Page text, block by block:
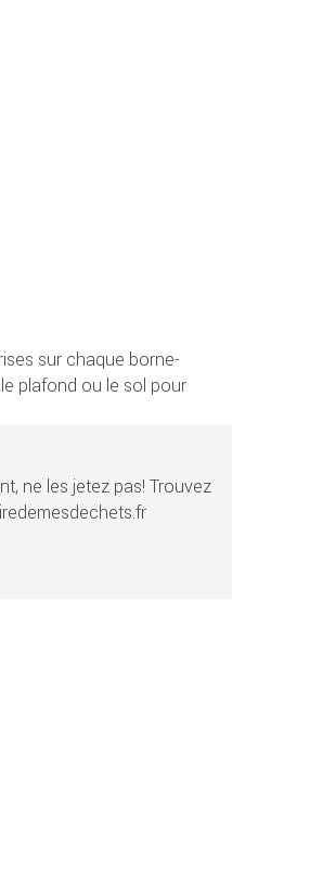
sur chaque borne-
plafond ou le sol pour
ne les jetez pas! Trouvez